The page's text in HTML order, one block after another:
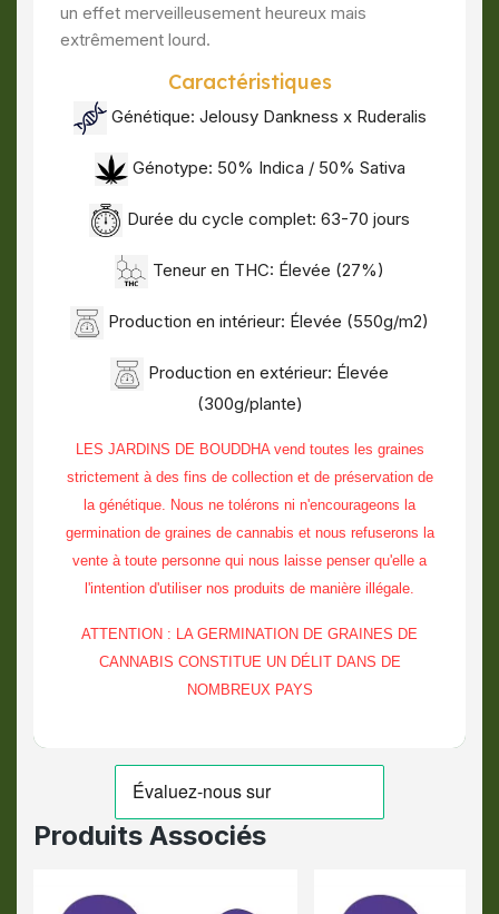
un effet merveilleusement heureux mais
extrêmement lourd.
Caractéristiques
Génétique: Jelousy Dankness x Ruderalis
Génotype: 50% Indica / 50% Sativa
Durée du cycle complet: 63-70 jours
Teneur en THC: Élevée (27%)
Production en intérieur: Élevée (550g/m2)
Production en extérieur: Élevée
(300g/plante)
LES JARDINS DE BOUDDHA vend toutes les graines
strictement à des fins de collection et de préservation de
la génétique. Nous ne tolérons ni n'encourageons la
germination de graines de cannabis et nous refuserons la
vente à toute personne qui nous laisse penser qu'elle a
l'intention d'utiliser nos produits de manière illégale.
ATTENTION : LA GERMINATION DE GRAINES DE
CANNABIS CONSTITUE UN DÉLIT DANS DE
NOMBREUX PAYS
Produits Associés